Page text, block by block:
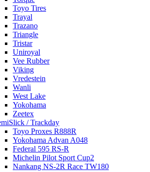
Toyo Tires
Trayal
Trazano
Triangle
Tristar
Uniroyal
Vee Rubber
Viking
Vredestein
Wanli
West Lake
Yokohama
Zeetex
/ Trackday
Toyo Proxes R888R
Yokohama Advan A048
Federal 595 RS-R
Michelin Pilot Sport Cup2
Nankang NS-2R Race TW180